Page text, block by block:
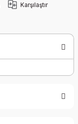
Karşılaştır